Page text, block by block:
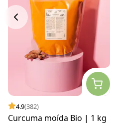
4.9(382)
Curcuma moída Bio | 1 kg